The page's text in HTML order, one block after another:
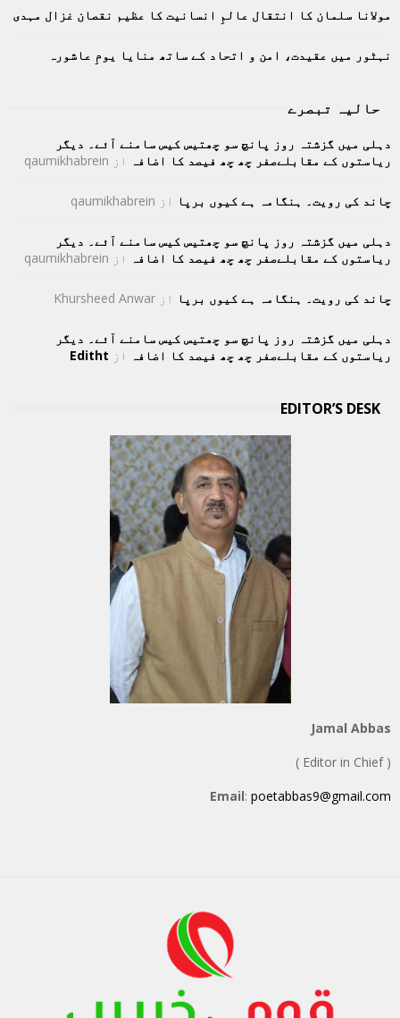
H
مولانا سلمان کا انتقال عالمِ انسانیت کا عظیم نقصان غزال مہدی
نہٹور میں عقیدت، امن و اتحاد کے ساتھ منایا یومِ عاشورہ
حالیہ تبصرے
دہلی میں گزشتہ روز پانچ سو چھتیس کیس سامنے آئے۔ دیگر
ریاستوں کے مقابلےصفر چھ چھ فیصد کا اضافہ از qaumikhabrein
چاند کی رویت۔ ہنگامہ ہے کیوں برپا از qaumikhabrein
دہلی میں گزشتہ روز پانچ سو چھتیس کیس سامنے آئے۔ دیگر
ریاستوں کے مقابلےصفر چھ چھ فیصد کا اضافہ از qaumikhabrein
چاند کی رویت۔ ہنگامہ ہے کیوں برپا از Khursheed Anwar
دہلی میں گزشتہ روز پانچ سو چھتیس کیس سامنے آئے۔ دیگر
ریاستوں کے مقابلےصفر چھ چھ فیصد کا اضافہ از Editht
EDITOR’S DESK
Jamal Abbas
( Editor in Chief )
Email: poetabbas9@gmail.com